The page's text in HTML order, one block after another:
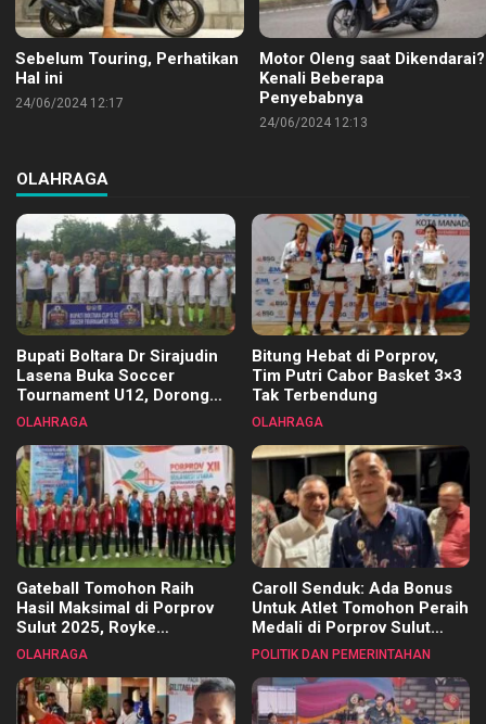
Sebelum Touring, Perhatikan
Hal ini
24/06/2024 12:17
Motor Oleng saat Dikendarai?
Kenali Beberapa
Penyebabnya
24/06/2024 12:13
OLAHRAGA
Bupati Boltara Dr Sirajudin
Lasena Buka Soccer
Tournament U12, Dorong
Pembinaan Merata di Setiap
OLAHRAGA
Bitung Hebat di Porprov,
Tim Putri Cabor Basket 3×3
Tak Terbendung
OLAHRAGA
Gateball Tomohon Raih
Hasil Maksimal di Porprov
Sulut 2025, Royke
Tangkawarouw Ucapkan
OLAHRAGA
Caroll Senduk: Ada Bonus
Untuk Atlet Tomohon Peraih
Medali di Porprov Sulut
2025
POLITIK DAN PEMERINTAHAN